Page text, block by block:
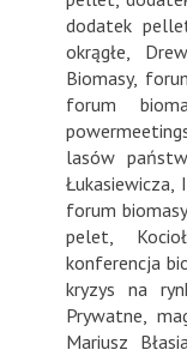
dodatek
okrągłe,
Biomasy,
forum
lasów
Łukasiewicza,
forum biomasy
pelet,
konferencja
kryzys na
Prywatne,
Mariusz